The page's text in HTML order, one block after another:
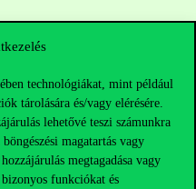
technológiákat, mint például
tárolására és/vagy elérésére.
lehetővé teszi számunkra
magatartás vagy
megtagadása vagy
funkciókat és